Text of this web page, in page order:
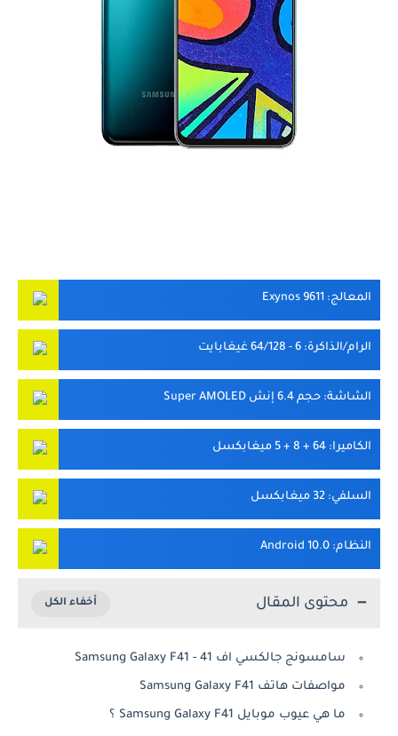
المعالج: Exynos 9611
الرام/الذاكرة:
6 - 64/128 غيغابايت
الشاشة: حجم 6.4 إنش Super AMOLED
الكاميرا: 64 + 8 + 5 ميغابكسل
السلفي: 32 ميغابكسل
النظام: Android 10.0
محتوى المقال
سامسونج جالكسي اف 41 - Samsung Galaxy F41
مواصفات هاتف Samsung Galaxy F41
ما هي عيوب موبايل Samsung Galaxy F41 ؟